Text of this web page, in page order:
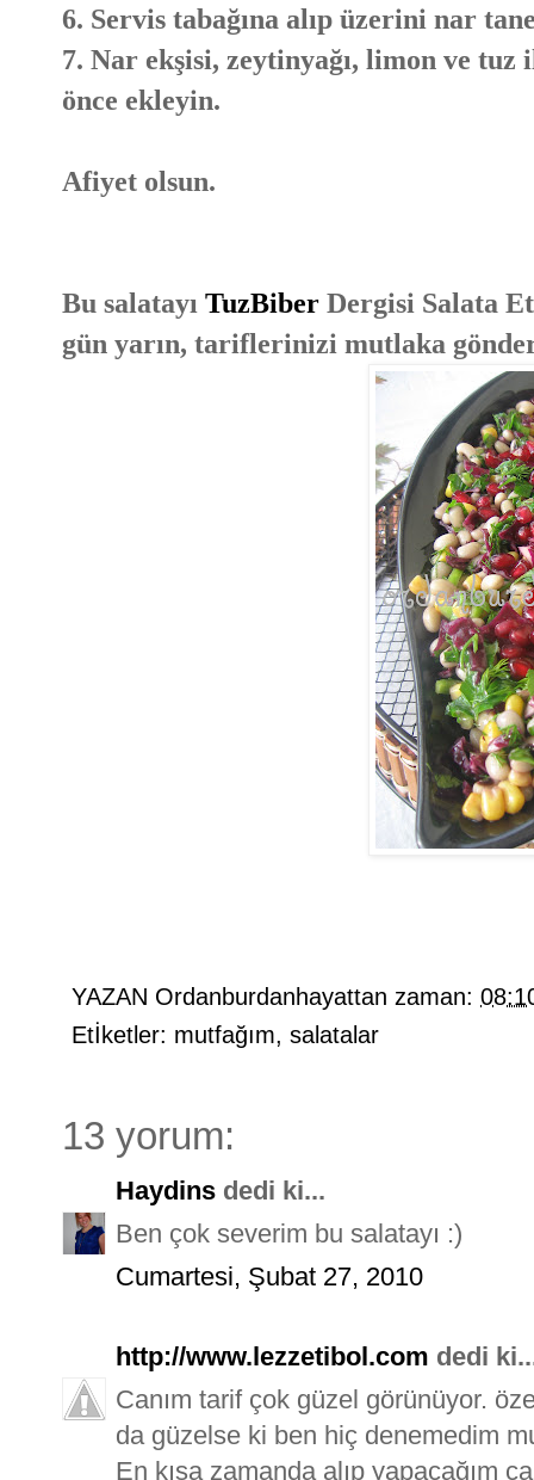
6. Servis tabağına alıp üzerini nar
7. Nar ekşisi, zeytinyağı, limon ve tuz
önce ekleyin.
Afiyet olsun.
Bu salatayı TuzBiber Dergisi Salata
gün yarın, tariflerinizi mutlaka
YAZAN Ordanburdanhayattan zaman:
Etİketler: mutfağım, salatalar
13 yorum:
Haydins dedi ki...
Ben çok severim bu salatayı :)
Cumartesi, Şubat 27, 2010
http://www.lezzetibol.com dedi
Canım tarif çok güzel görünüyor.
da güzelse ki ben hiç denemedim
En kısa zamanda alıp yapacağım